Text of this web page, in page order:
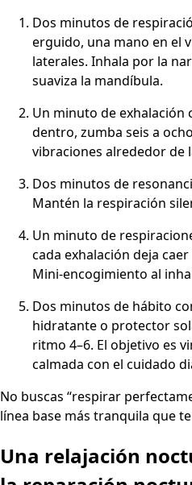
Dos minutos de
erguido, una mano en el
laterales. Inhala por la
suaviza la mandíbula.
Un minuto de exhalación
dentro, zumba seis a
vibraciones alrededor de
Dos minutos de
Mantén la respiración
Un minuto de
cada exhalación deja
Mini‑encogimiento al
Dos minutos de hábito
hidratante o protector
ritmo 4–6. El objetivo es
calmada con el cuidado
No buscas “respirar
línea base más tranquila que
Una relajación